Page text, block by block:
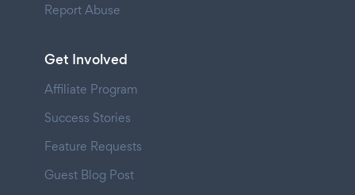
Report Abuse
Get Involved
Affiliate Program
Success Stories
Feature Requests
Guest Blog Post